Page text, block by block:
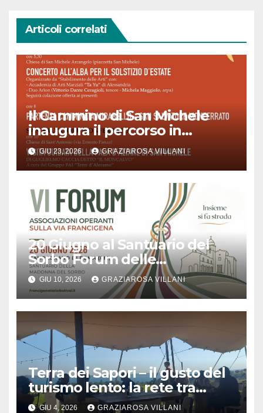
Articoli correlati
Il Cammino di San Michele
inaugura il percorso in
Piemonte
GIU 23, 2026 GRAZIAROSA VILLANI
20 Giugno al Santuario del
Sorbo Forum delle
Associazioni Operanti sulla
Via Francigena
GIU 10, 2026 GRAZIAROSA VILLANI
Terra dei Sapori – il gusto del
turismo lento: la rete tra
aziende conquista il pubblico
GIU 4, 2026 GRAZIAROSA VILLANI